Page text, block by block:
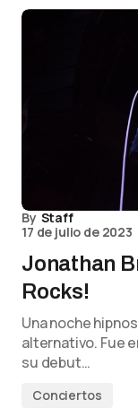
By Staff
17 de julio de 2023
Jonathan
Rocks!
Una noche
alternativo. Fue
su debut…
Conciertos